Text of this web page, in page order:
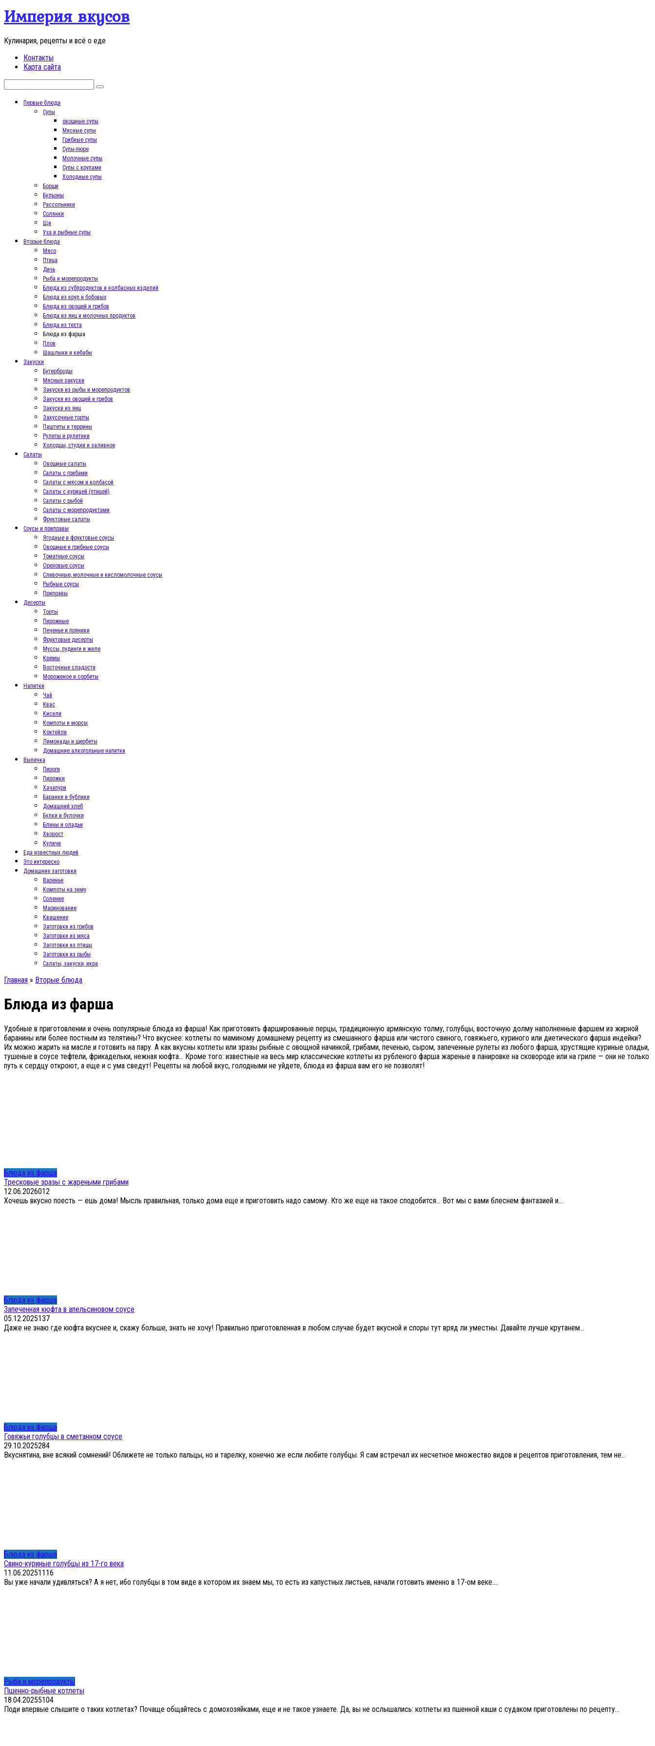
Перейти
контенту
Империя вкусов
Кулинария, рецепты и всё о еде
Контакты
Карта сайта
Первые блюда
Супы
овощные супы
Мясные супы
Грибные супы
Супы-пюре
Молочные супы
Супы с крупами
Холодные супы
Борщи
Бульоны
Рассольники
Солянки
Щи
Уха и рыбные супы
Вторые блюда
Мясо
Птица
Дичь
Рыба и морепродукты
Блюда из субпродуктов и колбасных изделий
Блюда из круп и бобовых
Блюда из овощей и грибов
Блюда из яиц и молочных продуктов
Блюда из теста
Блюда из фарша
Плов
Шашлыки и кебабы
Закуски
Бутерброды
Мясные закуски
Закуски из рыбы и морепродуктов
Закуски из овощей и грибов
Закуски из яиц
Закусочные торты
Паштеты и террины
Рулеты и рулетики
Холодцы, студни и заливное
Салаты
Овощные салаты
Салаты с грибами
Салаты с мясом и колбасой
Салаты с курицей (птицей)
Салаты с рыбой
Салаты с морепродуктами
Фруктовые салаты
Соусы и приправы
Ягодные и фруктовые соусы
Овощные и грибные соусы
Томатные соусы
Ореховые соусы
Сливочные, молочные и кисломолочные соусы
Рыбные соусы
Приправы
Десерты
Торты
Пирожные
Печенье и пряники
Фруктовые десерты
Муссы, пудинги и желе
Кремы
Восточные сладости
Мороженое и сорбеты
Напитки
Чай
Квас
Кисели
Компоты и морсы
Коктейли
Лимонады и щербеты
Домашние алкогольные напитки
Выпечка
Пироги
Пирожки
Хачапури
Баранки и бублики
Домашний хлеб
Булки и булочки
Блины и оладьи
Хворост
Куличи
Еда известных людей
Это интересно
Домашние заготовки
Варенье
Компоты на зиму
Соление
Маринование
Квашение
Заготовки из грибов
Заготовки из мяса
Заготовки из птицы
Заготовки из рыбы
Салаты, закуски, икра
Главная » Вторые блюда
Блюда из фарша
Удобные в приготовлении и очень популярные блюда из фарша! Как приготовить фаршированные перцы, традиционную армянскую толму, голубцы, восточную долму наполненные фаршем из жирной
баранины или более постным из телятины? Что вкуснее: котлеты по маминому домашнему рецепту из смешанного фарша или чистого свиного, говяжьего, куриного или диетического фарша индейки?
Их можно жарить на масле и готовить на пару. А как вкусны котлеты или зразы рыбные с овощной начинкой, грибами, печенью, сыром, запеченные рулеты из любого фарша, хрустящие куриные оладьи,
тушеные в соусе тефтели, фрикадельки, нежная кюфта… Кроме того: известные на весь мир классические котлеты из рубленого фарша жареные в панировке на сковороде или на гриле — они не только
путь к сердцу откроют, а еще и с ума сведут! Рецепты на любой вкус, голодными не уйдете, блюда из фарша вам его не позволят!
Блюда из фарша
Тресковые зразы с жареными грибами
12.06.2026012
Хочешь вкусно поесть — ешь дома! Мысль правильная, только дома еще и приготовить надо самому. Кто же еще на такое сподобится… Вот мы с вами блеснем фантазией и...
Блюда из фарша
Запеченная кюфта в апельсиновом соусе
05.12.2025137
Даже не знаю где кюфта вкуснее и, скажу больше, знать не хочу! Правильно приготовленная в любом случае будет вкусной и споры тут вряд ли уместны. Давайте лучше крутанем...
Блюда из фарша
Говяжьи голубцы в сметанном соусе
29.10.2025284
Вкуснятина, вне всякий сомнений! Оближете не только пальцы, но и тарелку, конечно же если любите голубцы. Я сам встречал их несчетное множество видов и рецептов приготовления, тем не...
Блюда из фарша
Свино-куриные голубцы из 17-го века
11.06.20251116
Вы уже начали удивляться? А я нет, ибо голубцы в том виде в котором их знаем мы, то есть из капустных листьев, начали готовить именно в 17-ом веке....
Рыба и морепродукты
Пшенно-рыбные котлеты
18.04.20255104
Поди впервые слышите о таких котлетах? Почаще общайтесь с домохозяйками, еще и не такое узнаете. Да, вы не ослышались: котлеты из пшенной каши с судаком приготовлены по рецепту...